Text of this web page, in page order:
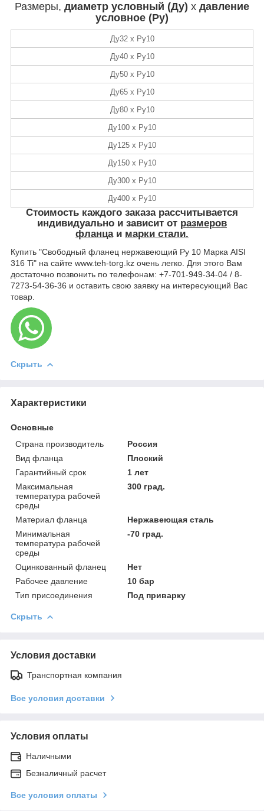
Размеры, диаметр условный (Ду) х давление
условное (Ру)
Ду32 х Ру10
Ду40 х Ру10
Ду50 х Ру10
Ду65 х Ру10
Ду80 х Ру10
Ду100 х Ру10
Ду125 х Ру10
Ду150 х Ру10
Ду300 х Ру10
Ду400 х Ру10
Стоимость каждого заказа рассчитывается
индивидуально и зависит от размеров
фланцаи марки стали.
Купить "Свободный фланец нержавеющий Ру 10 Марка AISI
316 Ti" на сайте www.teh-torg.kz очень легко. Для этого Вам
достаточно позвонить по телефонам: +7-701-949-34-04 / 8-
7273-54-36-36 и оставить свою заявку на интересующий Вас
товар.
Скрыть
Характеристики
Основные
Страна производитель
Россия
Вид фланца
Плоский
Гарантийный срок
1 лет
Максимальная
температура рабочей
среды
300 град.
Материал фланца
Нержавеющая сталь
Минимальная
температура рабочей
среды
-70 град.
Оцинкованный фланец
Нет
Рабочее давление
10 бар
Тип присоединения
Под приварку
Скрыть
Условия доставки
Транспортная компания
Все условия доставки
Условия оплаты
Наличными
Безналичный расчет
Все условия оплаты